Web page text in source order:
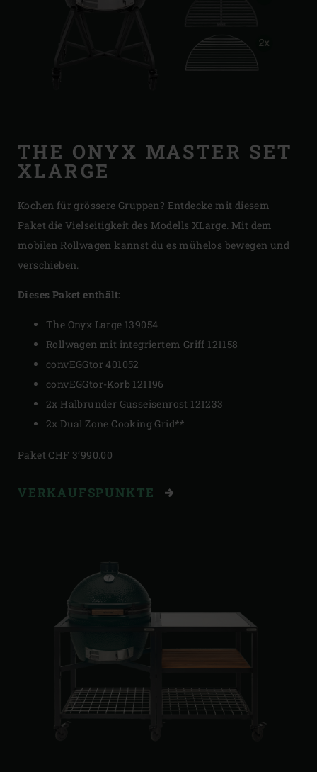
THE ONYX MASTER SET
XLARGE
Kochen für grössere Gruppen? Entdecke mit diesem
Paket die Vielseitigkeit des Modells XLarge. Mit dem
mobilen Rollwagen kannst du es mühelos bewegen und
verschieben.
Dieses Paket enthält:
The Onyx Large 139054
Rollwagen mit integriertem Griff 121158
convEGGtor 401052
convEGGtor-Korb 121196
2x Halbrunder Gusseisenrost 121233
2x Dual Zone Cooking Grid**
Paket CHF 3’990.00
VERKAUFSPUNKTE